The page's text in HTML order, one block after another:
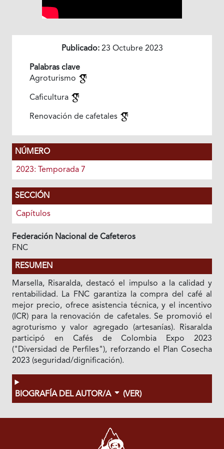
Publicado:23 Octubre 2023
Palabras clave
Agroturismo
Caficultura
Renovación de cafetales
NÚMERO
2023: Temporada 7
SECCIÓN
Capítulos
Federación Nacional de Cafeteros
FNC
RESUMEN
Marsella, Risaralda, destacó el impulso a la calidad y
rentabilidad. La FNC garantiza la compra del café al
mejor precio, ofrece asistencia técnica, y el incentivo
(ICR) para la renovación de cafetales. Se promovió el
agroturismo y valor agregado (artesanías). Risaralda
participó en Cafés de Colombia Expo 2023
("Diversidad de Perfiles"), reforzando el Plan Cosecha
2023 (seguridad/dignificación).
BIOGRAFÍA DEL AUTOR/A (VER)